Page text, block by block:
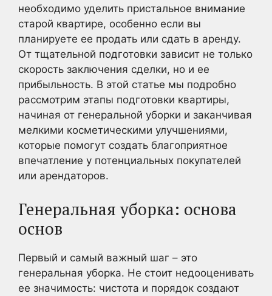
необходимо уделить пристальное внимание
старой квартире, особенно если вы
планируете ее продать или сдать в аренду.
От тщательной подготовки зависит не только
скорость заключения сделки, но и ее
прибыльность. В этой статье мы подробно
рассмотрим этапы подготовки квартиры,
начиная от генеральной уборки и заканчивая
мелкими косметическими улучшениями,
которые помогут создать благоприятное
впечатление у потенциальных покупателей
или арендаторов.
Генеральная уборка: основа
основ
Первый и самый важный шаг – это
генеральная уборка. Не стоит недооценивать
ее значимость: чистота и порядок создают